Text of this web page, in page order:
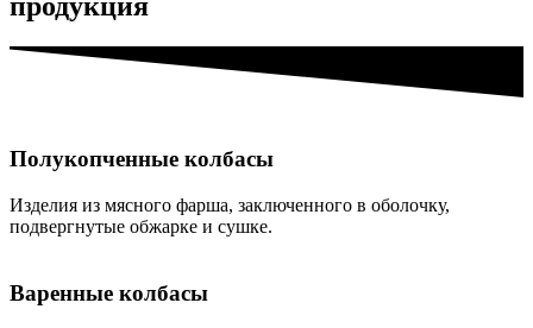
Полукопченные колбасы
Изделия из мясного фарша, заключенного в оболочку,
подвергнутые обжарке и сушке.
Варенные колбасы